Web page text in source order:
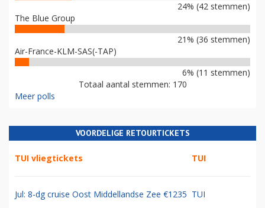
24% (42 stemmen)
The Blue Group
21% (36 stemmen)
Air-France-KLM-SAS(-TAP)
6% (11 stemmen)
Totaal aantal stemmen: 170
Meer polls
VOORDELIGE RETOURTICKETS
TUI vliegtickets TUI
Jul: 8-dg cruise Oost Middellandse Zee €1235 TUI